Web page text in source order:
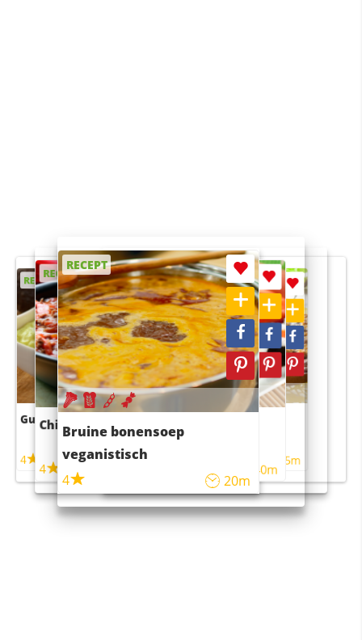
RECEPT
Guacamole
4
RECEPT
Chili con carne
4 45m
RECEPT
Bruine bonensoep
veganistisch
4
20m
RECEPT
Sushi rijstsalade
maaltijdsalade
40m
RECEPT
4 55m